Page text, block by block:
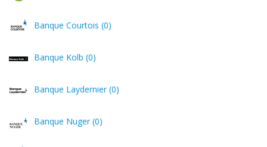
Banque Courtois (0)
Banque Kolb (0)
Banque Laydernier (0)
Banque Nuger (0)